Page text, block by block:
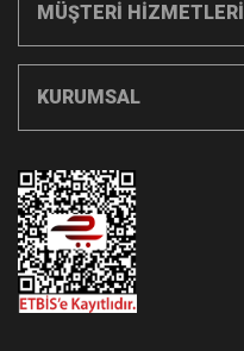
MÜŞTERİ HİZMETLERİ
KURUMSAL